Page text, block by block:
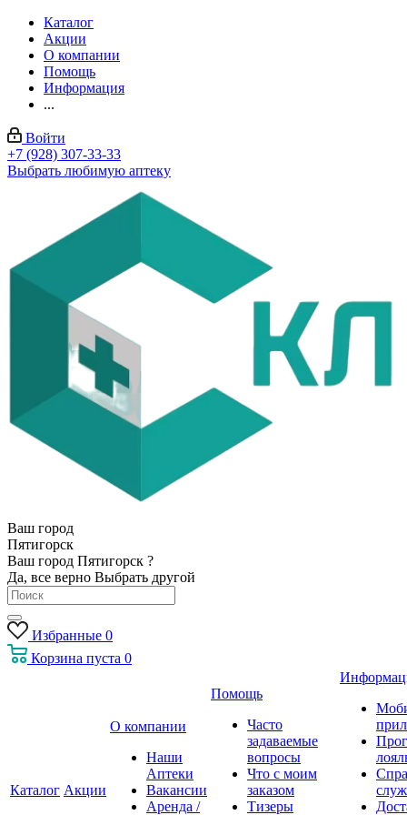
Каталог
Акции
О компании
Помощь
Информация
...
Войти
+7 (928) 307-33-33
Выбрать любимую аптеку
Ваш город
Пятигорск
Ваш город Пятигорск ?
Да, все верно Выбрать другой
Избранные 0
Корзина пуста 0
Каталог Акции
О компании
Наши
Аптеки
Вакансии
Аренда /
Помощь
Часто
задаваемые
вопросы
Что с моим
заказом
Тизеры